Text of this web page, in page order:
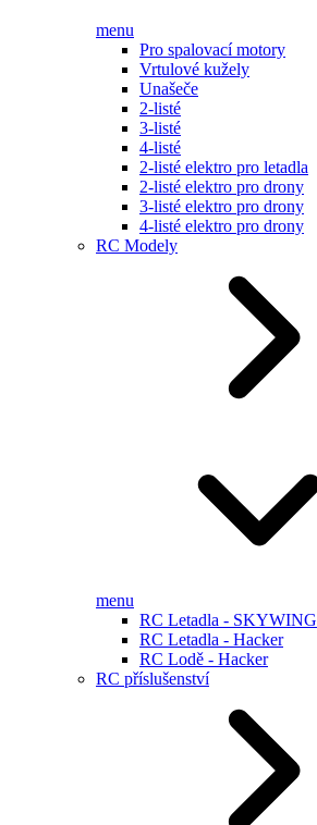
menu
Pro spalovací motory
Vrtulové kužely
Unašeče
2-listé
3-listé
4-listé
2-listé elektro pro letadla
2-listé elektro pro drony
3-listé elektro pro drony
4-listé elektro pro drony
RC Modely
menu
RC Letadla - SKYWING
RC Letadla - Hacker
RC Lodě - Hacker
RC příslušenství